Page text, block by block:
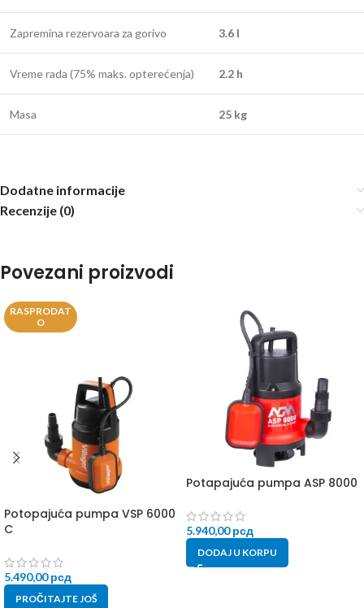
Zapremina rezervoara za gorivo 3.6 l
Vreme rada (75% maks. opterećenja) 2.2 h
Masa 25 kg
Dodatne informacije
Recenzije (0)
Povezani proizvodi
RASPRODAT
O
Potopajuća pumpa VSP 6000
C
5.490,00рсд
PROČITAJTE JOŠ
Potapajuća pumpa ASP 8000
5.940,00рсд
DODAJ U KORPU